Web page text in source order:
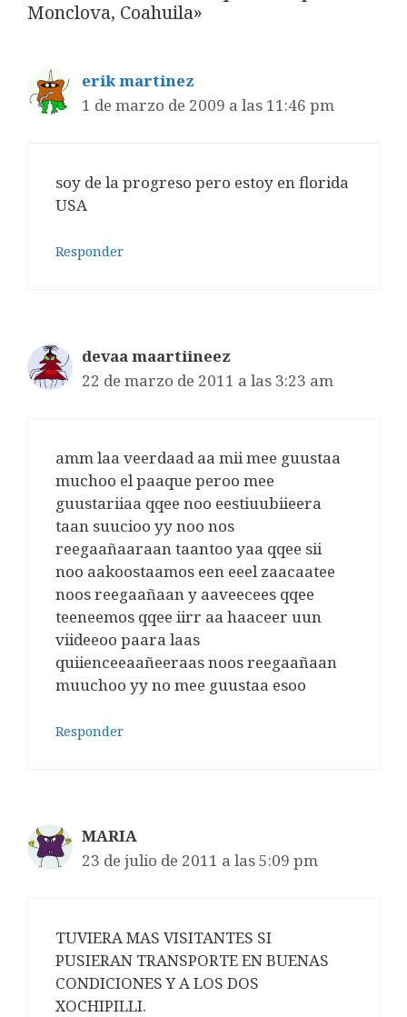
Monclova, Coahuila»
erik martinez
1 de marzo de 2009 a las 11:46 pm
soy de la progreso pero estoy en florida
USA
Responder
devaa maartiineez
22 de marzo de 2011 a las 3:23 am
amm laa veerdaad aa mii mee guustaa
muchoo el paaque peroo mee
guustariiaa qqee noo eestiuubiieera
taan suucioo yy noo nos
reegaañaaraan taantoo yaa qqee sii
noo aakoostaamos een eeel zaacaatee
noos reegaañaan y aaveecees qqee
teeneemos qqee iirr aa haaceer uun
viideeoo paara laas
quiienceeaañeeraas noos reegaañaan
muuchoo yy no mee guustaa esoo
Responder
MARIA
23 de julio de 2011 a las 5:09 pm
TUVIERA MAS VISITANTES SI
PUSIERAN TRANSPORTE EN BUENAS
CONDICIONES Y A LOS DOS
XOCHIPILLI.